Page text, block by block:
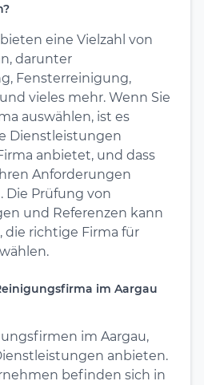
eine Vielzahl von
darunter
Fensterreinigung,
vieles mehr. Wenn Sie
auswählen, ist es
Dienstleistungen
anbietet, und dass
Anforderungen
Die Prüfung von
und Referenzen kann
die richtige Firma für
im Aargau
im Aargau,
anbieten.
befinden sich in